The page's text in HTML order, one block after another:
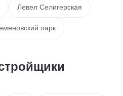
Левел Селигерская
парк